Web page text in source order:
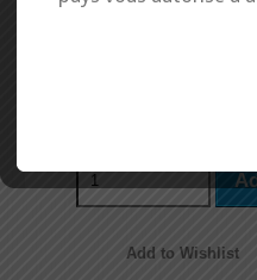
testé des arômes caramels
Add to Wishlist